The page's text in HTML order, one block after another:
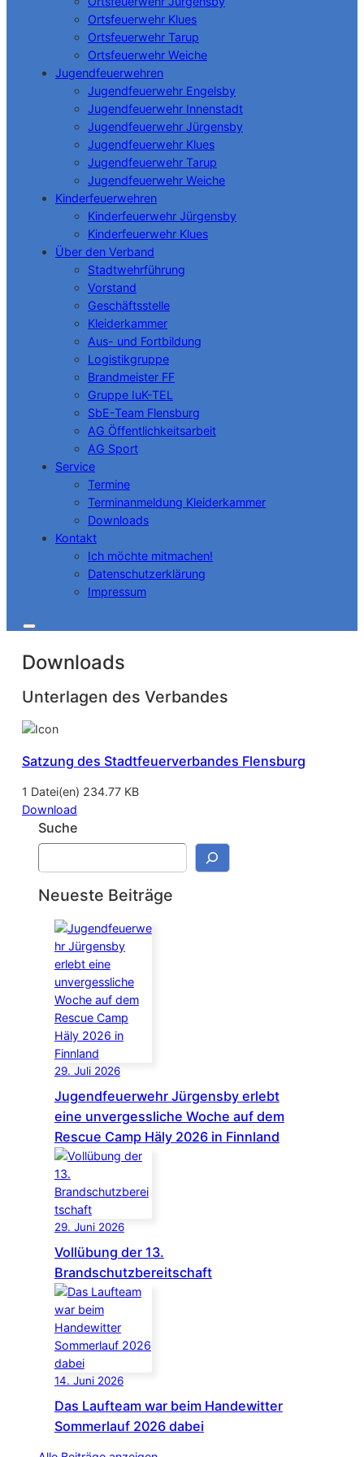
Ortsfeuerwehr Klues
Ortsfeuerwehr Tarup
Ortsfeuerwehr Weiche
Jugendfeuerwehren
Jugendfeuerwehr Engelsby
Jugendfeuerwehr Innenstadt
Jugendfeuerwehr Jürgensby
Jugendfeuerwehr Klues
Jugendfeuerwehr Tarup
Jugendfeuerwehr Weiche
Kinderfeuerwehren
Kinderfeuerwehr Jürgensby
Kinderfeuerwehr Klues
Über den Verband
Stadtwehrführung
Vorstand
Geschäftsstelle
Kleiderkammer
Aus- und Fortbildung
Logistikgruppe
Brandmeister FF
Gruppe IuK-TEL
SbE-Team Flensburg
AG Öffentlichkeitsarbeit
AG Sport
Service
Termine
Terminanmeldung Kleiderkammer
Downloads
Kontakt
Ich möchte mitmachen!
Datenschutzerklärung
Impressum
Downloads
Unterlagen des Verbandes
Satzung des Stadtfeuerverbandes Flensburg
1 Datei(en) 234.77 KB
Download
Suche
S
u
c
hNeueste Beiträge
29. Juli 2026
Jugendfeuerwehr Jürgensby erlebt
eine unvergessliche Woche auf dem
Rescue Camp Häly 2026 in Finnland
29. Juni 2026
Vollübung der 13.
Brandschutzbereitschaft
14. Juni 2026
Das Laufteam war beim Handewitter
Sommerlauf 2026 dabei